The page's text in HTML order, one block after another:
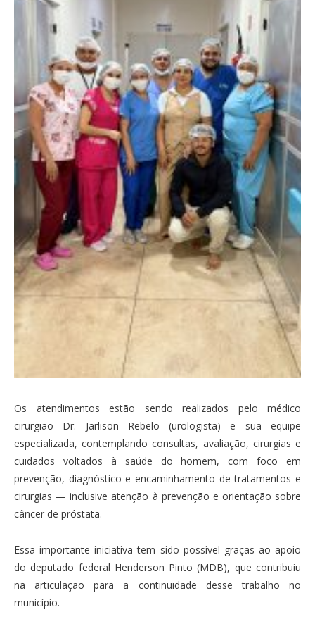
Os atendimentos estão sendo realizados pelo médico
cirurgião Dr. Jarlison Rebelo (urologista) e sua equipe
especializada, contemplando consultas, avaliação, cirurgias e
cuidados voltados à saúde do homem, com foco em
prevenção, diagnóstico e encaminhamento de tratamentos e
cirurgias — inclusive atenção à prevenção e orientação sobre
câncer de próstata.
Essa importante iniciativa tem sido possível graças ao apoio
do deputado federal Henderson Pinto (MDB), que contribuiu
na articulação para a continuidade desse trabalho no
município.